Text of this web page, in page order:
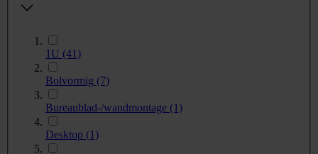
1U (41)
Bolvormig (7)
Bureaublad-/wandmontage (1)
Desktop (1)